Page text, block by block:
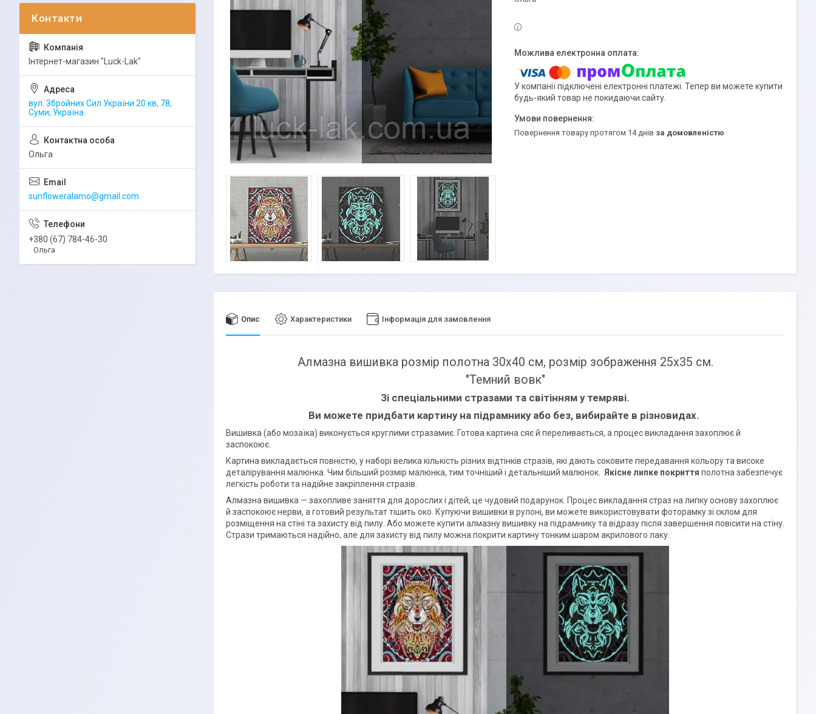
У компанії підключені електронні платежі. Тепер ви можете купити
будь-який товар не покидаючи сайту.
повернення товару протягом 14 днів за домовленістю
Опис Характеристики Інформація для замовлення
Алмазна вишивка розмір полотна 30х40 см, розмір зображення 25х35 см.
"Темний вовк"
Зі спеціальними стразами та світінням у темряві.
Ви можете придбати картину на підрамнику або без, вибирайте в різновидах.
Вишивка (або мозаїка) виконується круглими стразамиє. Готова картина сяє й переливається, а процес викладання захоплює й
заспокоює.
Картина викладається повністю, у наборі велика кількість різних відтінків стразів, які дають соковите передавання кольору та високе
деталірування малюнка. Чим більший розмір малюнка, тим точніший і детальніший малюнок. Якісне липке покриття полотна забезпечує
легкість роботи та надійне закріплення стразів.
Алмазна вишивка — захопливе заняття для дорослих і дітей, це чудовий подарунок. Процес викладання страз на липку основу захоплює
й заспокоює нерви, а готовий результат тішить око. Купуючи вишивки в рулоні, ви можете використовувати фоторамку зі склом для
розміщення на стіні та захисту від пилу. Або можете купити алмазну вишивку на підрамнику та відразу після завершення повісити на стіну.
Стрази тримаються надійно, але для захисту від пилу можна покрити картину тонким шаром акрилового лаку.
Інтернет-магазин "Luck-Lak"
вул. Збройних Сил України 20 кв, 78,
Суми, Україна
Ольга
sunfloweralamo@gmail.com
+380 (67) 784-46-30
Ольга